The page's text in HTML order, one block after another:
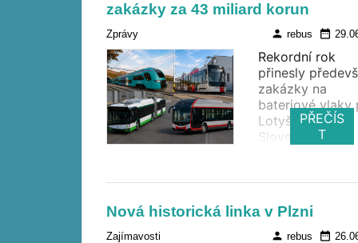
zakázky za 43 miliard korun
Zprávy person rebus date_range
Rekordní rok
přinesly
zakázky na
bateriové vlaky
Lotyšsko a
Slovensko,
tramvaje pro
Esslingen, Tallinn,
Sofii i česká
PŘEČÍS
T
Nová historická linka v Plzni
Zajímavosti person rebus date_range